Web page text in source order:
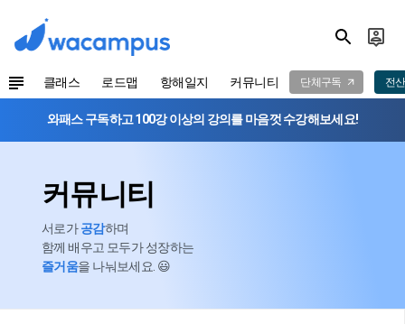
클래스 로드맵 항해일지 커뮤니티 단체구독 전
와패스 구독하고 100강 이상의 강의를 마음껏 수강해보세요!
커뮤니티
서로가공감하며
함께 배우고 모두가 성장하는
즐거움을 나눠보세요. 😃